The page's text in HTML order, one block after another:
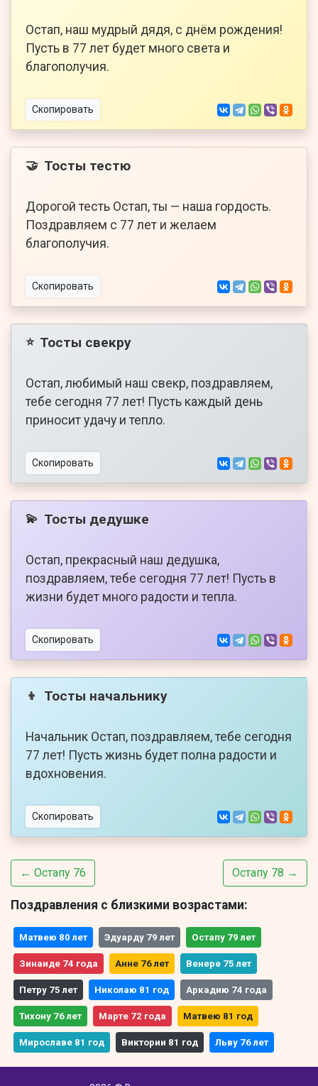
Остап, наш мудрый дядя, с днём рождения!
Пусть в 77 лет будет много света и
благополучия.
Скопировать
🤝 Тосты тестю
Дорогой тесть Остап, ты — наша гордость.
Поздравляем с 77 лет и желаем
благополучия.
Скопировать
⭐ Тосты свекру
Остап, любимый наш свекр, поздравляем,
тебе сегодня 77 лет! Пусть каждый день
приносит удачу и тепло.
Скопировать
💫 Тосты дедушке
Остап, прекрасный наш дедушка,
поздравляем, тебе сегодня 77 лет! Пусть в
жизни будет много радости и тепла.
Скопировать
👦 Тосты начальнику
Начальник Остап, поздравляем, тебе сегодня
77 лет! Пусть жизнь будет полна радости и
вдохновения.
Скопировать
← Остапу 76 Остапу 78 →
Поздравления с близкими возрастами:
Матвею 80 лет Эдуарду 79 лет Остапу 79 лет
Зинаиде 74 года Анне 76 лет Венере 75 лет
Петру 75 лет Николаю 81 год Аркадию 74 года
Тихону 76 лет Марте 72 года Матвею 81 год
Мирославе 81 год Виктории 81 год Льву 76 лет